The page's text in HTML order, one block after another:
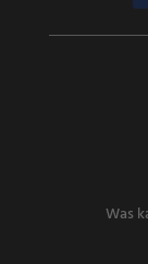
Was